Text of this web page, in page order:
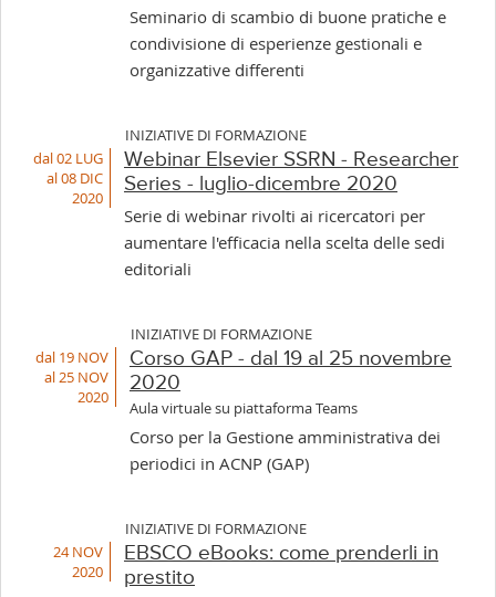
Seminario di scambio di buone pratiche e
condivisione di esperienze gestionali e
organizzative differenti
INIZIATIVE DI FORMAZIONE
dal 02 LUG
al 08 DIC
2020
Webinar Elsevier SSRN - Researcher
Series - luglio-dicembre 2020
Serie di webinar rivolti ai ricercatori per
aumentare l'efficacia nella scelta delle sedi
editoriali
INIZIATIVE DI FORMAZIONE
dal 19 NOV
al 25 NOV
2020
Corso GAP - dal 19 al 25 novembre
2020
Aula virtuale su piattaforma Teams
Corso per la Gestione amministrativa dei
periodici in ACNP (GAP)
INIZIATIVE DI FORMAZIONE
24 NOV
2020
EBSCO eBooks: come prenderli in
prestito